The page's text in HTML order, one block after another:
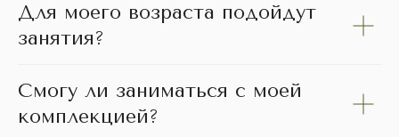
Для моего возраста подойдут
занятия?
Смогу ли заниматься с моей
комплекцией?